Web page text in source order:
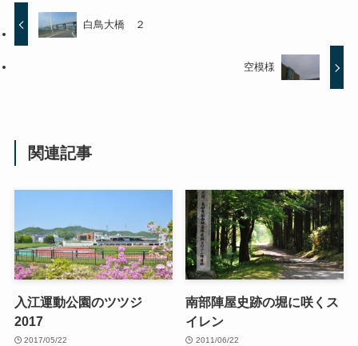
白鳥大橋 ２
空模様
関連記事
入江運動公園のツツジ
2017
2017/05/22
南部陣屋史跡の堀に咲くス
イレン
2011/06/22